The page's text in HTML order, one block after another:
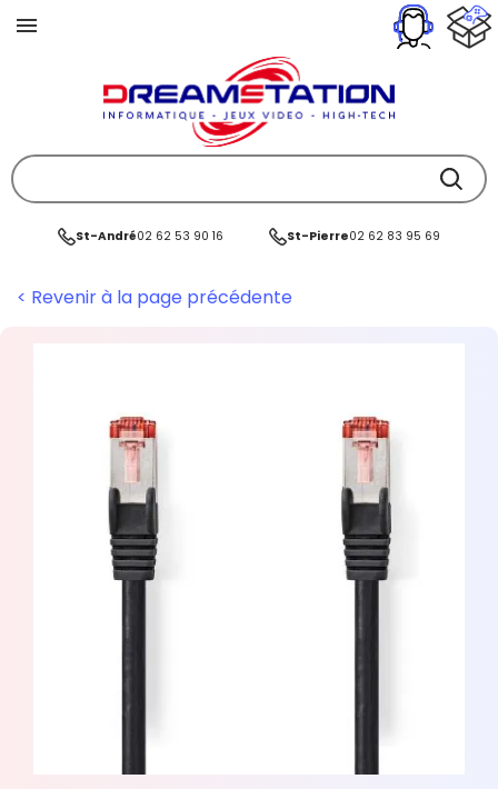
St-André02 62 53 90 16 St-Pierre02 62 83 95 69
< Revenir à la page précédente